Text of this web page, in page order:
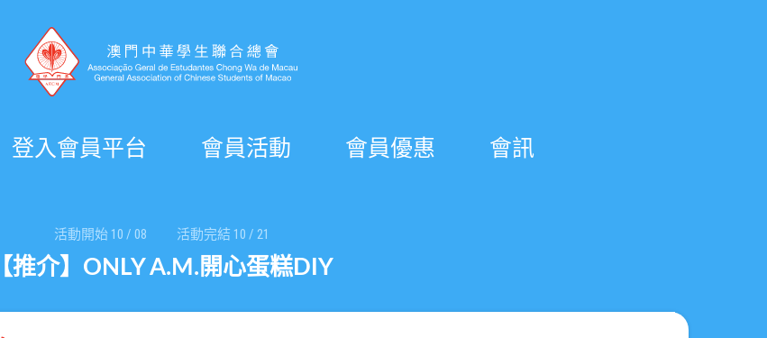
登入會員平台 會員活動 會員優惠 會訊
活動開始 10 / 08 活動完結 10 / 21
【推介】ONLY A.M.開心蛋糕DIY